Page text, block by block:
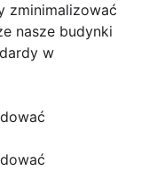
zminimalizować
nasze budynki
w